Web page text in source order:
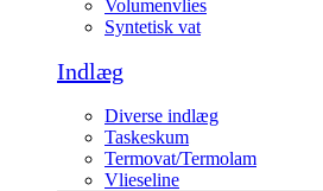
Volumenvlies
Syntetisk vat
Indlæg
Diverse indlæg
Taskeskum
Termovat/Termolam
Vlieseline